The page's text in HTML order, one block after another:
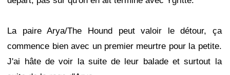
La paire Arya/The Hound peut valoir le détour, ça
commence bien avec un premier meurtre pour la petite.
J'ai hâte de voir la suite de leur balade et surtout la